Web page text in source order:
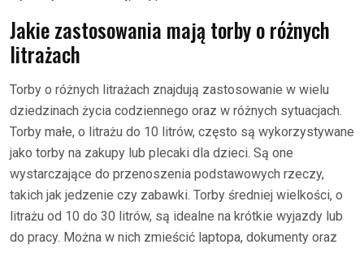
Jakie zastosowania mają torby o różnych
litrażach
Torby o różnych litrażach znajdują zastosowanie w wielu
dziedzinach życia codziennego oraz w różnych sytuacjach.
Torby małe, o litrażu do 10 litrów, często są wykorzystywane
jako torby na zakupy lub plecaki dla dzieci. Są one
wystarczające do przenoszenia podstawowych rzeczy,
takich jak jedzenie czy zabawki. Torby średniej wielkości, o
litrażu od 10 do 30 litrów, są idealne na krótkie wyjazdy lub
do pracy. Można w nich zmieścić laptopa, dokumenty oraz